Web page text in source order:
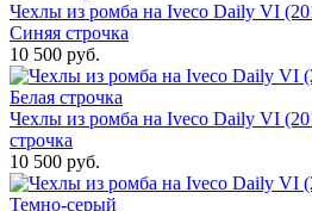
Чехлы из ромба на Iveco Daily VI
Синяя строчка
10 500 руб.
Чехлы из ромба на Iveco Daily VI
строчка
10 500 руб.